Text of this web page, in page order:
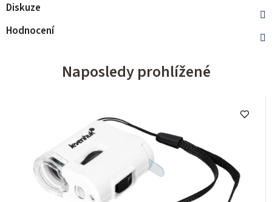
Diskuze
Hodnocení
Naposledy prohlížené